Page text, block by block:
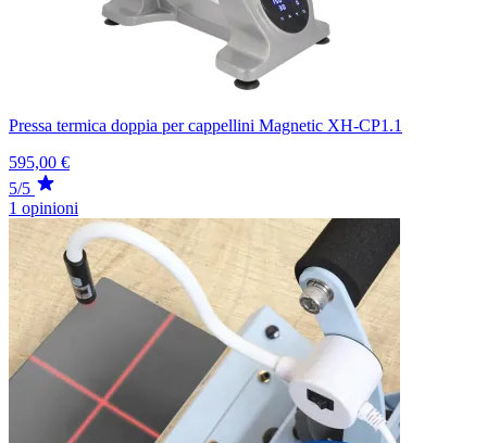
Pressa termica doppia per cappellini Magnetic XH-CP1.1
595,00 €
5/5
1 opinioni